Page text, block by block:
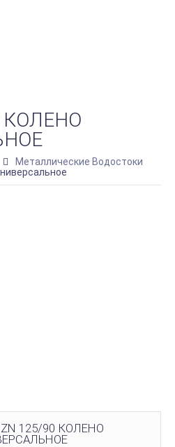
КОЛЕНО
Металлические Водостоки
125/90 КОЛЕНО